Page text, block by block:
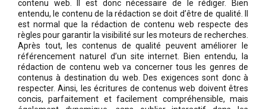
contenu web. Il est donc nécessaire de le rédiger. Bien
entendu, le contenu de la rédaction se doit d’être de qualité. Il
est normal que la rédaction de contenu web respecte des
règles pour garantir la visibilité sur les moteurs de recherches.
Après tout, les contenus de qualité peuvent améliorer le
référencement naturel d’un site internet. Bien entendu, la
rédaction de contenu web va concerner tous les genres de
contenus à destination du web. Des exigences sont donc à
respecter. Ainsi, les écritures de contenus web doivent êtres
concis, parfaitement et facilement compréhensible, mais